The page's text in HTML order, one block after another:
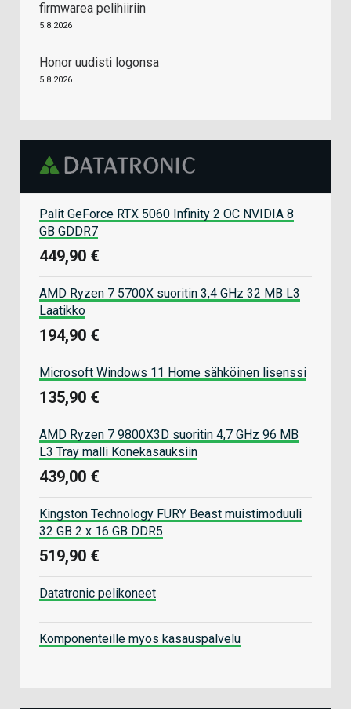
firmwarea pelihiiriin
5.8.2026
Honor uudisti logonsa
5.8.2026
Palit GeForce RTX 5060 Infinity 2 OC NVIDIA 8
GB GDDR7
449,90 €
AMD Ryzen 7 5700X suoritin 3,4 GHz 32 MB L3
Laatikko
194,90 €
Microsoft Windows 11 Home sähköinen lisenssi
135,90 €
AMD Ryzen 7 9800X3D suoritin 4,7 GHz 96 MB
L3 Tray malli Konekasauksiin
439,00 €
Kingston Technology FURY Beast muistimoduuli
32 GB 2 x 16 GB DDR5
519,90 €
Datatronic pelikoneet
Komponenteille myös kasauspalvelu